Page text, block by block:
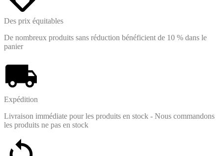
Des prix équitables
De nombreux produits sans réduction bénéficient de 10 % dans le
panier
Expédition
Livraison immédiate pour les produits en stock - Nous commandons
les produits ne pas en stock